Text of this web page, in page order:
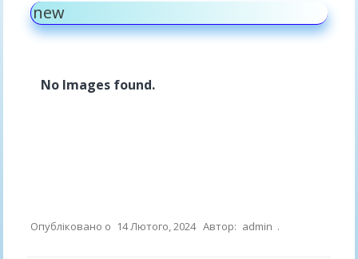
new
No Images found.
Опубліковано о 14 Лютого, 2024 Автор: admin .